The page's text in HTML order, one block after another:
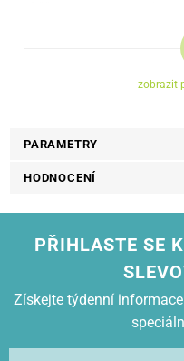
Pokrytí (%) / Počet stran: 5/
zobrazit
PARAMETRY
HODNOCENÍ
PŘIHLASTE SE
Získejte týdenní